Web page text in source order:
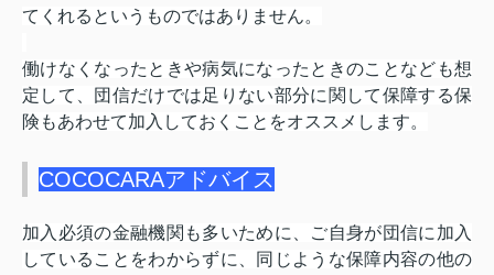
てくれるというものではありません。
働けなくなったときや病気になったときのことなども想
定して、団信だけでは足りない部分に関して保障する保
険もあわせて加入しておくことをオススメします。
COCOCARAアドバイス
加入必須の金融機関も多いために、ご自身が団信に加入
していることをわからずに、同じような保障内容の他の